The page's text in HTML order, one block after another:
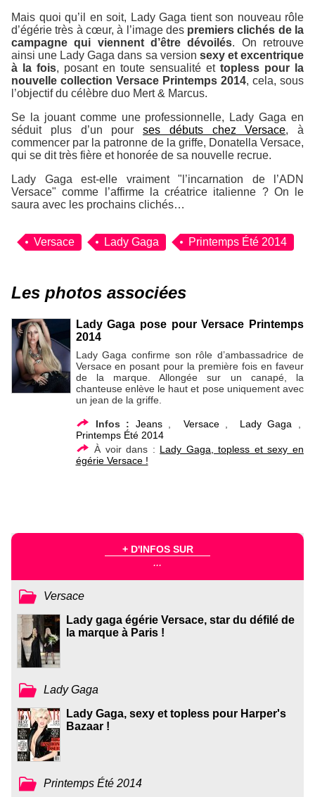
Mais quoi qu’il en soit, Lady Gaga tient son nouveau rôle
d’égérie très à cœur, à l’image des premiers clichés de la
campagne qui viennent d’être dévoilés. On retrouve
ainsi une Lady Gaga dans sa version sexy et excentrique
à la fois, posant en toute sensualité et topless pour la
nouvelle collection Versace Printemps 2014, cela, sous
l’objectif du célèbre duo Mert & Marcus.
Se la jouant comme une professionnelle, Lady Gaga en
séduit plus d’un pour ses débuts chez Versace, à
commencer par la patronne de la griffe, Donatella Versace,
qui se dit très fière et honorée de sa nouvelle recrue.
Lady Gaga est-elle vraiment "l’incarnation de l’ADN
Versace" comme l’affirme la créatrice italienne ? On le
saura avec les prochains clichés…
Versace Lady Gaga Printemps Été 2014
Les photos associées
Lady Gaga pose pour Versace Printemps
2014
Lady Gaga confirme son rôle d’ambassadrice de
Versace en posant pour la première fois en faveur
de la marque. Allongée sur un canapé, la
chanteuse enlève le haut et pose uniquement avec
un jean de la griffe.
Infos : Jeans Versace, Lady Gaga
Printemps Été 2014
À voir dans : Lady Gaga, topless et sexy en
égérie Versace !
+ D'INFOS SUR
...
Versace
Lady gaga égérie Versace, star du défilé de
la marque à Paris !
Lady Gaga
Lady Gaga, sexy et topless pour Harper's
Bazaar !
Printemps Été 2014